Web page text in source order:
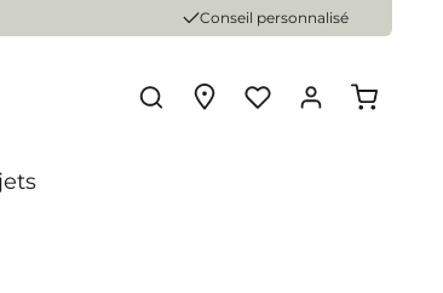
Conseil personnalisé